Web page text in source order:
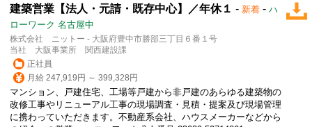
建築営業【法人・元請・既存中心】／年休１ - 新着 - ハ
ローワーク 名古屋中
株式会社 ニットー - 大阪府豊中市勝部三丁目６番１号
当社 大阪事業所 関西建設課
正社員
月給 247,919円 ～ 399,328円
マンション、戸建住宅、工場等戸建から非戸建のあらゆる建築物の
改修工事やリニューアル工事の現場調査・見積・提案及び現場管理
に携わっていただきます。不動産系会社、ハウスメーカーなどから